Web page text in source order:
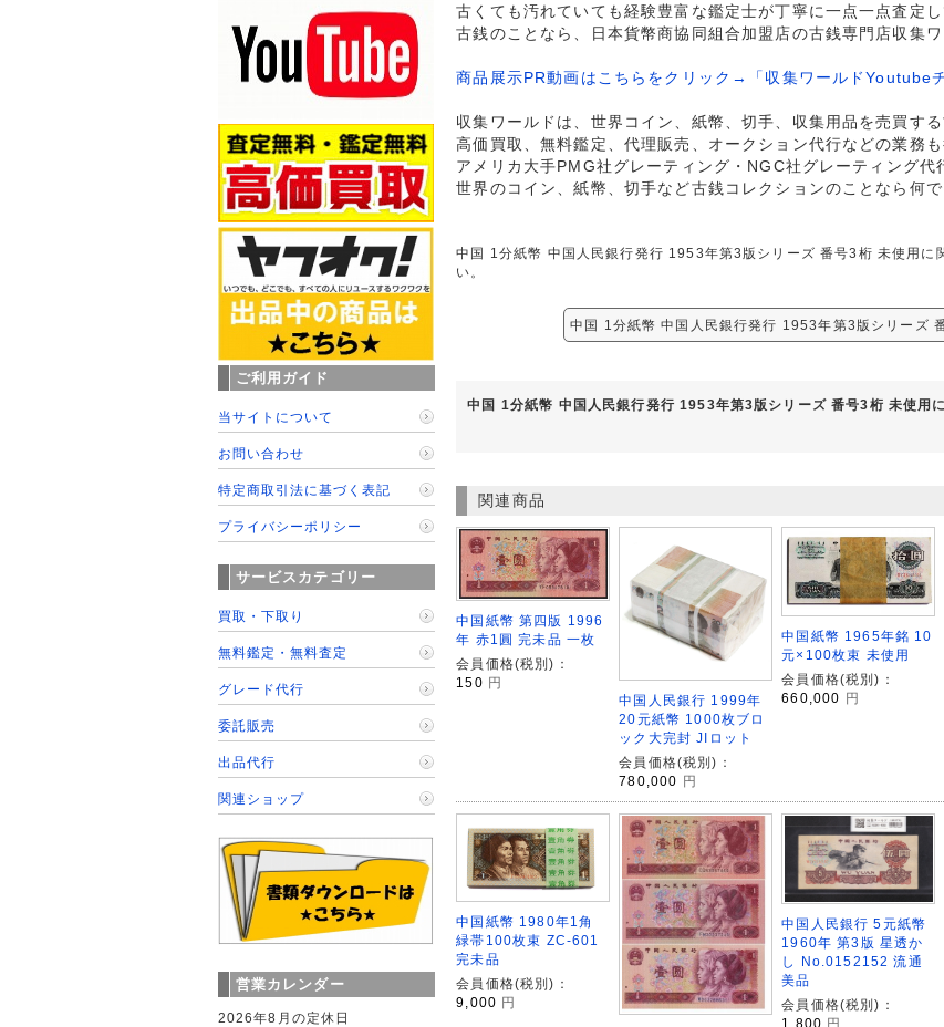
古くても汚れていても経験豊富な鑑定士が丁寧に一点一点査定し
古銭のことなら、日本貨幣商協同組合加盟店の古銭専門店収集ワ
商品展示PR動画はこちらをクリック→「収集ワールドYoutube
収集ワールドは、世界コイン、紙幣、切手、収集用品を売買する
高価買取、無料鑑定、代理販売、オークション代行などの業務も
アメリカ大手PMG社グレーティング・NGC社グレーティング代
世界のコイン、紙幣、切手など古銭コレクションのことなら何で
中国 1分紙幣 中国人民銀行発行 1953年第3版シリーズ 番号3桁 未使用に
い。
中国 1分紙幣 中国人民銀行発行 1953年第3版シリーズ
中国 1分紙幣 中国人民銀行発行 1953年第3版シリーズ 番号3桁 未使用
関連商品
中国紙幣 第四版 1996
年 赤1圓 完未品 一枚
会員価格(税別)：
150 円
中国人民銀行 1999年
20元紙幣 1000枚ブロ
ック大完封 JIロット
会員価格(税別)：
780,000 円
中国紙幣 1965年銘 10
元×100枚束 未使用
会員価格(税別)：
660,000 円
中国紙幣 1980年1角
緑帯100枚束 ZC-601
完未品
会員価格(税別)：
9,000 円
中国人民銀行 5元紙幣
1960年 第3版 星透か
し No.0152152 流通
美品
会員価格(税別)：
1,800 円
ご利用ガイド
当サイトについて
お問い合わせ
特定商取引法に基づく表記
プライバシーポリシー
サービスカテゴリー
買取・下取り
無料鑑定・無料査定
グレード代行
委託販売
出品代行
関連ショップ
営業カレンダー
2026年8月の定休日